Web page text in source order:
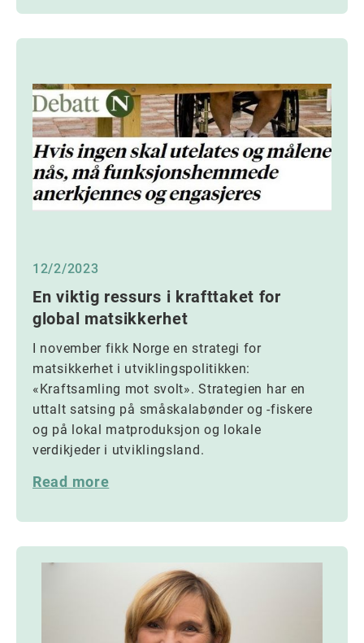
12/2/2023
En viktig ressurs i krafttaket for
global matsikkerhet
I november fikk Norge en strategi for
matsikkerhet i utviklingspolitikken:
«Kraftsamling mot svolt». Strategien har en
uttalt satsing på småskalabønder og -fiskere
og på lokal matproduksjon og lokale
verdikjeder i utviklingsland.
Read more